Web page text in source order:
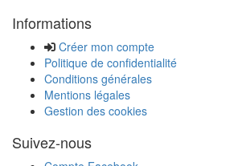
Informations
Créer mon compte
Politique de confidentialité
Conditions générales
Mentions légales
Gestion des cookies
Suivez-nous